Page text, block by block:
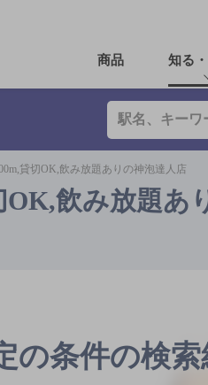
商品 知る
貸切OK,飲み放題ありの神泡達人店
飲み放題あ
の条件の検